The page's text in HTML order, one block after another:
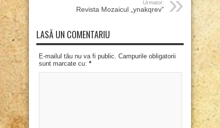
Urmator:
Revista Mozaicul „ynakqrev”
LASĂ UN COMENTARIU
E-mailul tău nu va fi public. Campurile obligatorii
sunt marcate cu: *